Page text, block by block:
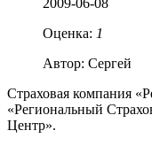
Оценка: 1
Автор: Сергей
Страховая компания
«Региональный
Центр».